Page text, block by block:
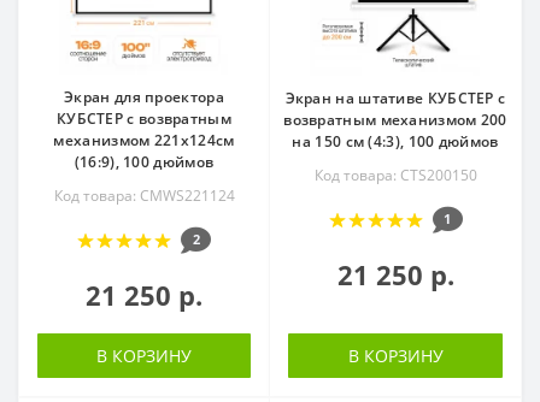
Экран для проектора
КУБСТЕР с возвратным
механизмом 221х124см
(16:9), 100 дюймов
Код товара: CMWS221124
2
21 250 р.
В КОРЗИНУ
Экран на штативе КУБСТЕР с
возвратным механизмом 200
на 150 см (4:3), 100 дюймов
Код товара: CTS200150
1
21 250 р.
В КОРЗИНУ